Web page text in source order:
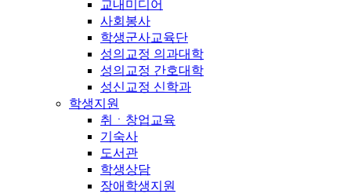
교내미디어
사회봉사
학생군사교육단
성의교정 의과대학
성의교정 간호대학
성신교정 신학과
학생지원
취ㆍ창업교육
기숙사
도서관
학생상담
장애학생지원